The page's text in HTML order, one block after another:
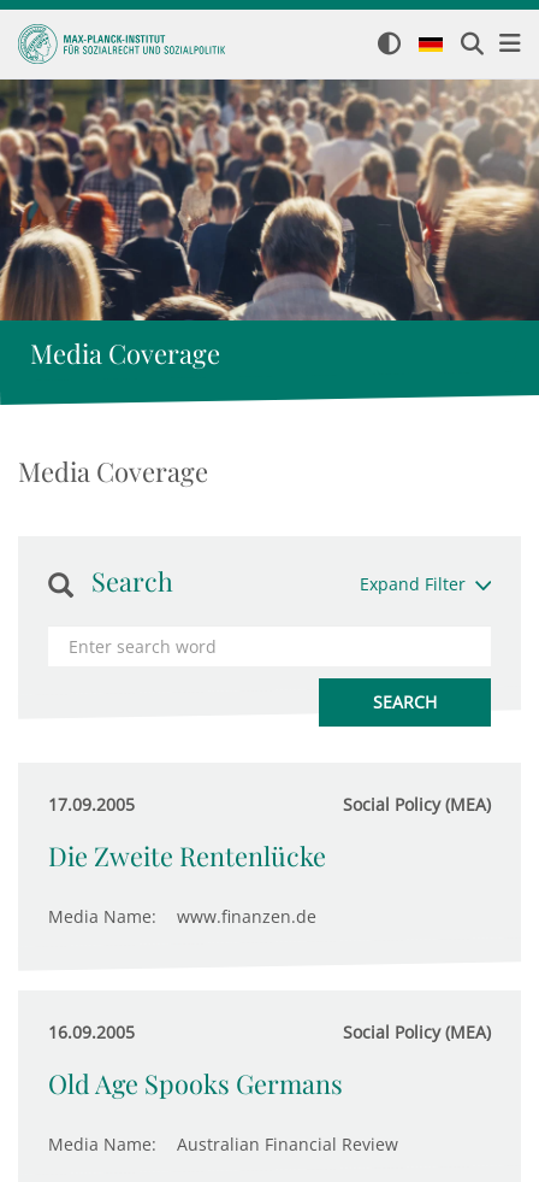
Media Coverage
Media Coverage
Search Expand Filter
17.09.2005 Social Policy (MEA)
Die Zweite Rentenlücke
Media Name: www.finanzen.de
16.09.2005 Social Policy (MEA)
Old Age Spooks Germans
Media Name: Australian Financial Review